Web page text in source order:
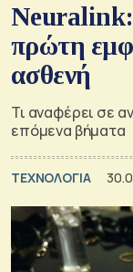
πρώτη
ασθενή
Τι αναφέρει σε
επόμενα βήματα
ΤΕΧΝΟΛΟΓΙΑ